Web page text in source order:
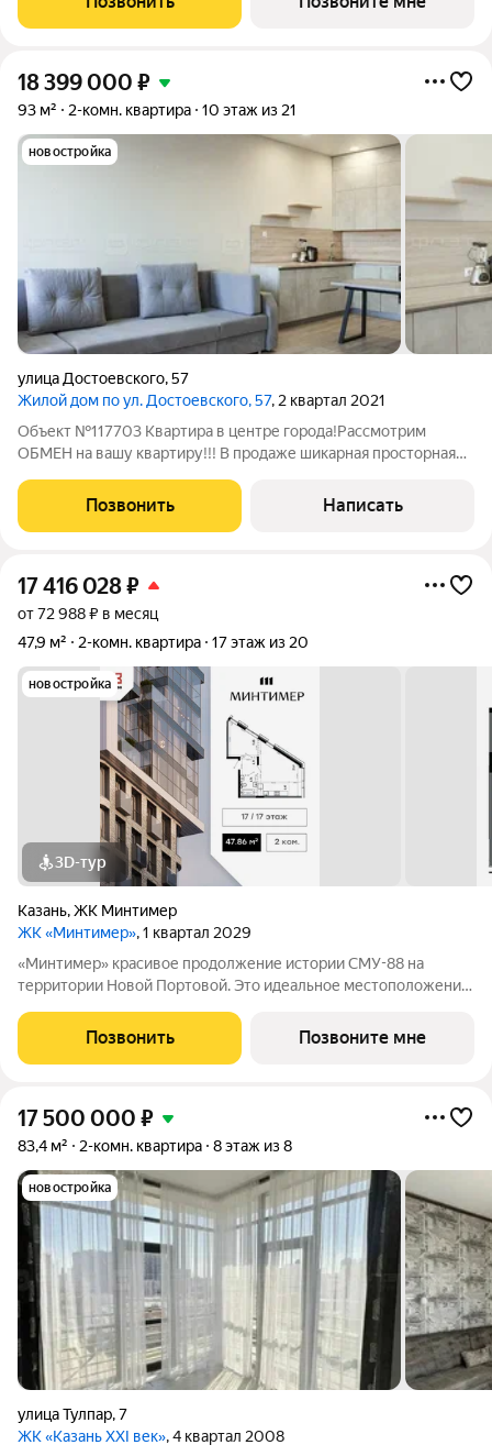
Приватные зелёные
18 399 000 ₽
93 м² 2-комн. квартира 10 этаж из 21
новостройка
улица Достоевского,57
Жилой дом по ул. Достоевского, 57, 2 квартал 2021
Объект №117703 Квартира в центре города!Рассмотрим
ОБМЕН на вашу квартиру!!! В продаже шикарная просторная
Достоевского 57. В квартире сделан хороший качественный
ремонт, стены выровнены, на
Позвонить Написать
17 416 028₽
от 72 988 ₽ в месяц
47,9 м²
2-комн. квартира 17 этаж из 20
новостройка
3D-тур
Казань,ЖК Минтимер
ЖК «Минтимер», 1 квартал 2029
«Минтимер» красивое продолжение истории СМУ-88 на
территории Новой Портовой. Это идеальное местоположение
в 15 минутах от Кремля. Благоустроенный двор на стилобате с
богатой растительной
Позвонить Позвоните мне
17 500 000 ₽
83,4 м² 2-комн. квартира 8 этаж из 8
новостройка
улица Тулпар,7
ЖК «Казань XXI век», 4 квартал 2008